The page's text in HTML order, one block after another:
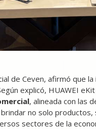
de Ceven, afirmó que
explicó, HUAWEI
, alineada con las
no solo
sectores de la